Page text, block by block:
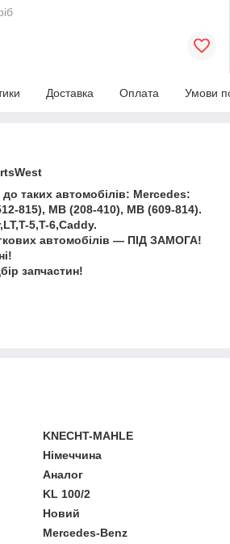
Доставка Оплата Умови
до таких автомобілів: Mercedes:
815), MB (208-410), MB (609-814).
5,T-6,Caddy.
автомобілів — ПІД ЗАМОГА!
запчастин!
KNECHT-MAHLE
Німеччина
Аналог
KL 100/2
Новий
Mercedes-Benz